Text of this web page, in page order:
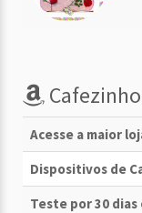
Acesse a maior
Dispositivos de
Teste por 30 dias